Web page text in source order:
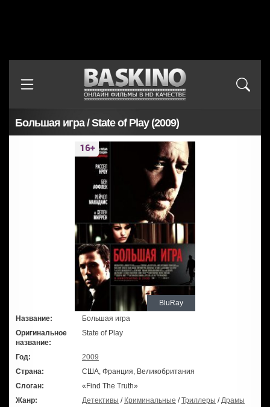
Большая игра / State of Play (2009)
BluRay
Название:
Большая игра
Оригинальное
название:
State of Play
Год:
2009
Страна:
США, Франция, Великобритания
Слоган:
«Find The Truth»
Жанр:
Детективы / Криминальные /Триллеры /Драмы